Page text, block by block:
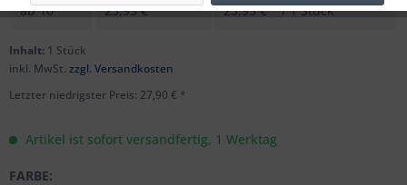
ab10 23,95 € * 23,95 € * / 1 Stück
Inhalt: 1 Stück
inkl. MwSt. zzgl. Versandkosten
Letzter niedrigster Preis: 27,90 € *
Artikel ist sofort versandfertig, 1 Werktag
FARBE: